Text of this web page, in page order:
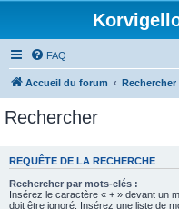
FAQ
Accueil du forum Rechercher
Rechercher
REQUÊTE DE LA RECHERCHE
Rechercher par mots-clés :
Insérez le caractère « + » devant un
doit être ignoré. Insérez une liste de